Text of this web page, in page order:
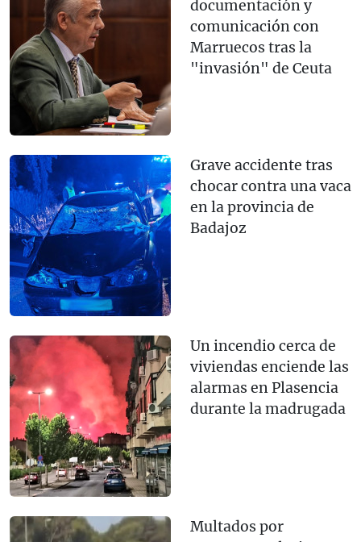
documentación y
comunicación con
Marruecos tras la
"invasión" de Ceuta
Grave accidente tras
chocar contra una vaca
en la provincia de
Badajoz
Un incendio cerca de
viviendas enciende las
alarmas en Plasencia
durante la madrugada
Multados por